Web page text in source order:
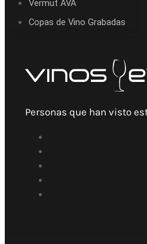
Vermut AVA
Copas de Vino Grabadas
Personas que han visto